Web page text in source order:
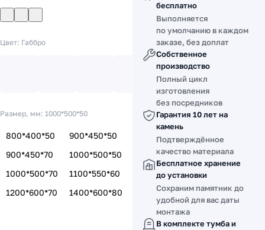
Цвет: Габбро
Размер, мм: 1000*500*50
800*400*50
900*450*50
900*450*70
1000*500*50
1000*500*70
1100*550*60
1200*600*70
1400*600*80
бесплатно
Выполняется
по умолчанию в каждом
заказе, без доплат
Собственное
производство
Полный цикл
изготовления
без посредников
Гарантия 10 лет на
камень
Подтверждённое
качество материала
Бесплатное хранение
до установки
Сохраним памятник до
удобной для вас даты
монтажа
В комплекте тумба и